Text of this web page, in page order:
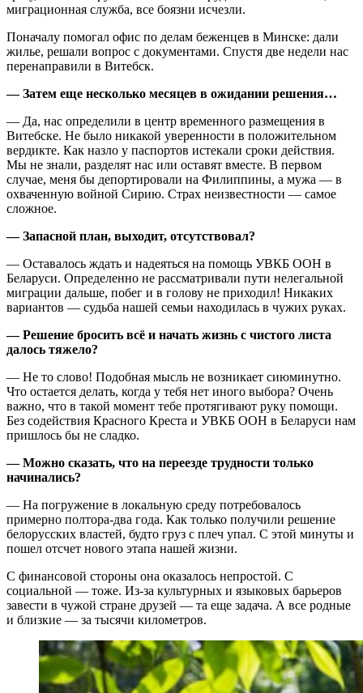
миграционная служба, все боязни исчезли.
Поначалу помогал офис по делам беженцев в Минске: дали
жилье, решали вопрос с документами. Спустя две недели нас
перенаправили в Витебск.
— Затем еще несколько месяцев в ожидании решения…
— Да, нас определили в центр временного размещения в
Витебске. Не было никакой уверенности в положительном
вердикте. Как назло у паспортов истекали сроки действия.
Мы не знали, разделят нас или оставят вместе. В первом
случае, меня бы депортировали на Филиппины, а мужа — в
охваченную войной Сирию. Страх неизвестности — самое
сложное.
— Запасной план, выходит, отсутствовал?
— Оставалось ждать и надеяться на помощь УВКБ ООН в
Беларуси. Определенно не рассматривали пути нелегальной
миграции дальше, побег и в голову не приходил! Никаких
вариантов — судьба нашей семьи находилась в чужих руках.
— Решение бросить всё и начать жизнь с чистого листа
далось тяжело?
— Не то слово! Подобная мысль не возникает сиюминутно.
Что остается делать, когда у тебя нет иного выбора? Очень
важно, что в такой момент тебе протягивают руку помощи.
Без содействия Красного Креста и УВКБ ООН в Беларуси нам
пришлось бы не сладко.
— Можно сказать, что на переезде трудности только
начинались?
— На погружение в локальную среду потребовалось
примерно полтора-два года. Как только получили решение
белорусских властей, будто груз с плеч упал. С этой минуты и
пошел отсчет нового этапа нашей жизни.
С финансовой стороны она оказалось непростой. С
социальной — тоже. Из-за культурных и языковых барьеров
завести в чужой стране друзей — та еще задача. А все родные
и близкие — за тысячи километров.